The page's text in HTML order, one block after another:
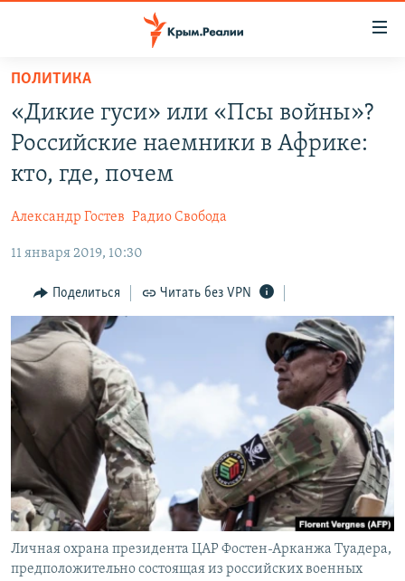
Вернуться
основному
содержанию
главной
навигации
Вернутся
поиску
СПЕЦПРОЕКТЫ
11 ЛЕТ ОККУПАЦИИ КРЫМА. 11 ИСТОРИЙ СОПРОТИВЛЕНИЯ
ЕЩЕ
ИНТЕРАКТИВ
ИНФОГРАФИКА
ТЕЛЕПРОЕКТ КРЫМ.РЕАЛИИ
СОВЕТЫ ПРАВОЗАЩИТНИКОВ
ПРОПАВШИЕ БЕЗ ВЕСТИ
ПОБЕДИТЕЛЕЙ НЕ СУДЯТ?
КРЫМ.НЕПОКОРЕННЫЙ
ELIFBE
УКРАИНСКАЯ ПРОБЛЕМА КРЫМА
РАДІО СВОБОДА
КАК ОБОЙТИ БЛОКИРОВКУ
Українською
Qırımtatar
ПРИСОЕДИНЯЙТЕСЬ!
Все сайты RFE/RL
ПОЛИТИКА
«Дикие гуси» или «Псы войны»?
Российские наемники в Африке:
кто, где, почем
Александр Гостев Радио Свобода
11 января 2019, 10:30
Поделиться Читать без VPN
Личная охрана президента ЦАР Фостен-Арканжа Туадера,
предположительно состоящая из российских военных